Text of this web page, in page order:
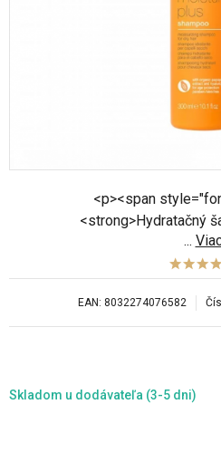
<p><span
<strong>Hydratačný
vlasy</strong></
style="font-size:
vlasom jemnosť a udržuje
</span></
...
EAN: 8032274076582
Skladom u dodávateľa (3-5 dni)